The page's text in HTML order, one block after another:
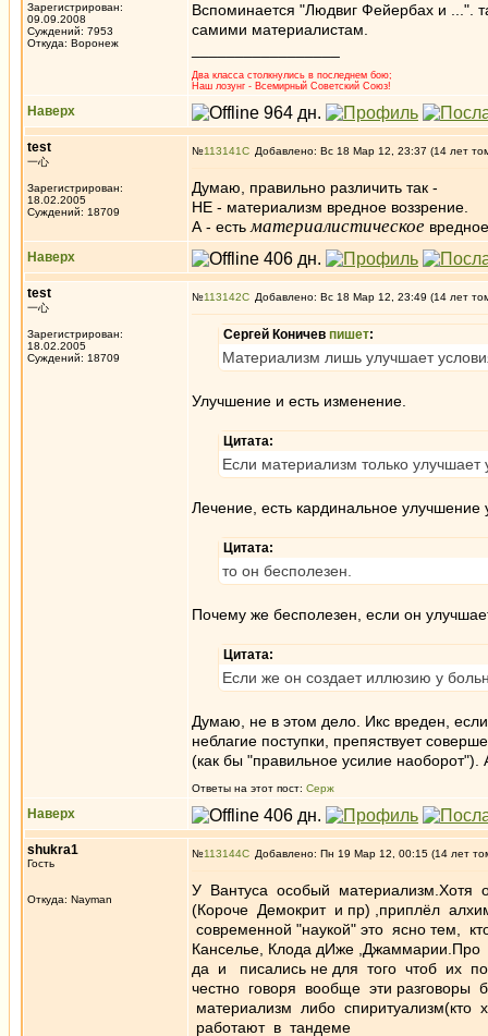
Зарегистрирован:
09.09.2008
Суждений: 7953
Откуда: Воронеж
Вспоминается "Людвиг Фейербах и ...".
самими материалистам.
Два класса столкнулись в последнем бою;
Наш лозунг - Всемирный Советский Союз!
Наверх
test
一心
Зарегистрирован:
18.02.2005
Суждений: 18709
№113141 Добавлено: Вс 18 Мар 12, 23:37 (14 лет
Думаю, правильно различить так -
НЕ - материализм вредное воззрение.
А - есть материалистическое
Наверх
test
一心
Зарегистрирован:
18.02.2005
Суждений: 18709
№113142 Добавлено: Вс 18 Мар 12, 23:49 (14 лет
Сергей Коничев пишет:
Материализм лишь улучшает
Улучшение и есть изменение.
Цитата:
Если материализм только улучшает
Лечение, есть кардинальное улучшение
Цитата:
то он бесполезен.
Почему же бесполезен, если он
Цитата:
Если же он создает иллюзию у
Думаю, не в этом дело. Икс вреден,
неблагие поступки, препяствует
(как бы "правильное усилие наоборот").
Ответы на этот пост: Серж
Наверх
shukra1
Гость
Откуда: Nayman
№113144 Добавлено: Пн 19 Мар 12, 00:15 (14 лет
У Вантуса особый материализм.Хотя
(Короче Демокрит и пр) ,приплёл
современной "наукой" это ясно тем,
Канселье, Клода дИже
да и писались не для того чтоб их
честно говоря вообще эти разговоры
материализм либо спиритуализм(кто
работают в тандеме